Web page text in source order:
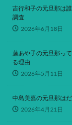
吉行和子の元旦那は
調査
2026年6月18日
藤あや子の元旦那っ
る理由
2026年5月11日
中島美嘉の元旦那は
2026年4月21日